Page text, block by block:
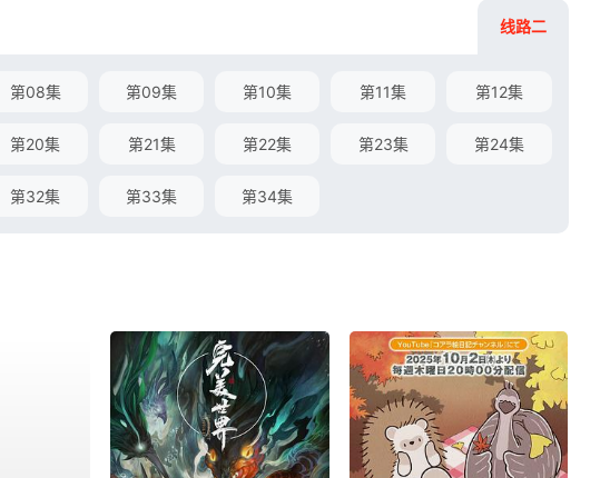
线路二
第08集 第09集 第10集 第11集 第12集
第20集 第21集 第22集 第23集 第24集
第32集 第33集 第34集